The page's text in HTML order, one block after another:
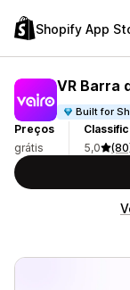
Shopify App
VR Barra
Built for
Preços
grátis
5,0